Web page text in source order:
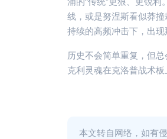
线，或是努涅斯看似莽
持续的高频冲击下，出现
历史不会简单重复，但
克利灵魂在克洛普战术板
本文转自网络，如有